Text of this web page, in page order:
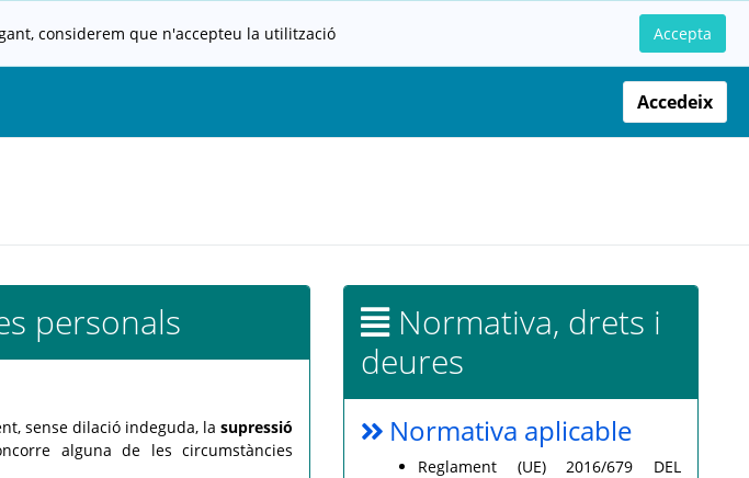
considerem que n'accepteu la utilització Accepta
Accedeix
personals
sense dilació indeguda, la supressió
alguna de les circumstàncies
Normativa, drets i
deures
Normativa aplicable
Reglament (UE) 2016/679 DEL